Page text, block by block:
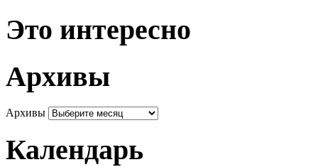
Это интересно
Архивы
Архивы
Календарь